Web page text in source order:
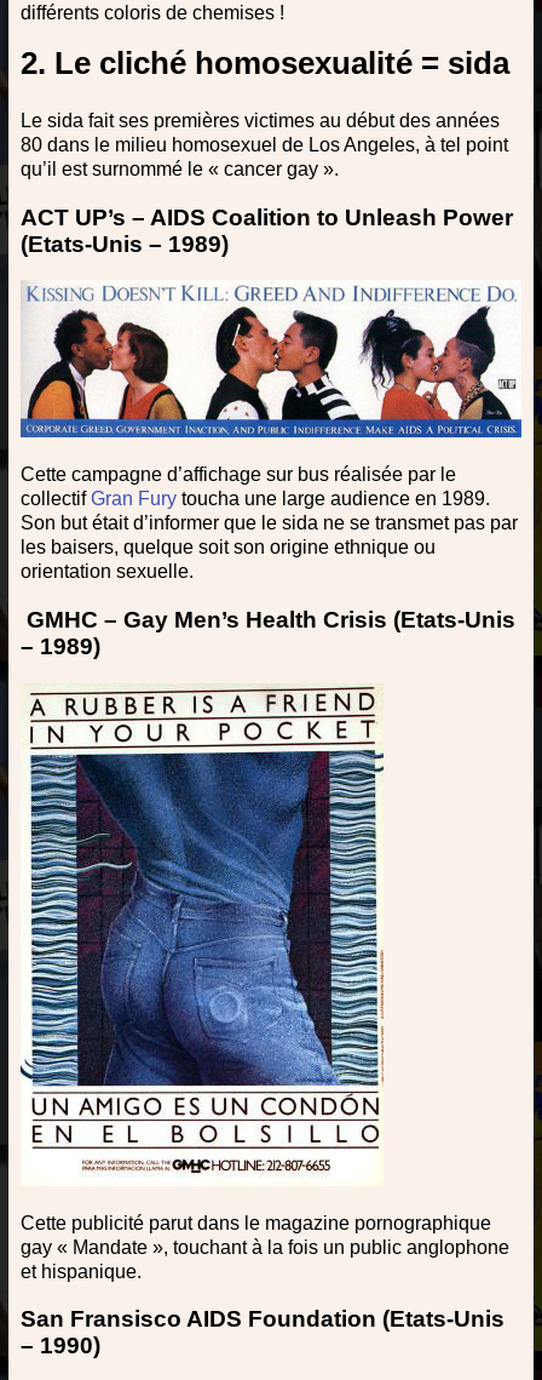
différents coloris de chemises !
2. Le cliché homosexualité = sida
Le sida fait ses premières victimes au début des années
80 dans le milieu homosexuel de Los Angeles, à tel point
qu’il est surnommé le « cancer gay ».
ACT UP’s – AIDS Coalition to Unleash Power
(Etats-Unis – 1989)
Cette campagne d’affichage sur bus réalisée par le
collectifGran Furytoucha une large audience en 1989.
Son but était d’informer que le sida ne se transmet pas par
les baisers, quelque soit son origine ethnique ou
orientation sexuelle.
GMHC – Gay Men’s Health Crisis (Etats-Unis
– 1989)
Cette publicité parut dans le magazine pornographique
gay « Mandate », touchant à la fois un public anglophone
et hispanique.
San Fransisco AIDS Foundation (Etats-Unis
– 1990)